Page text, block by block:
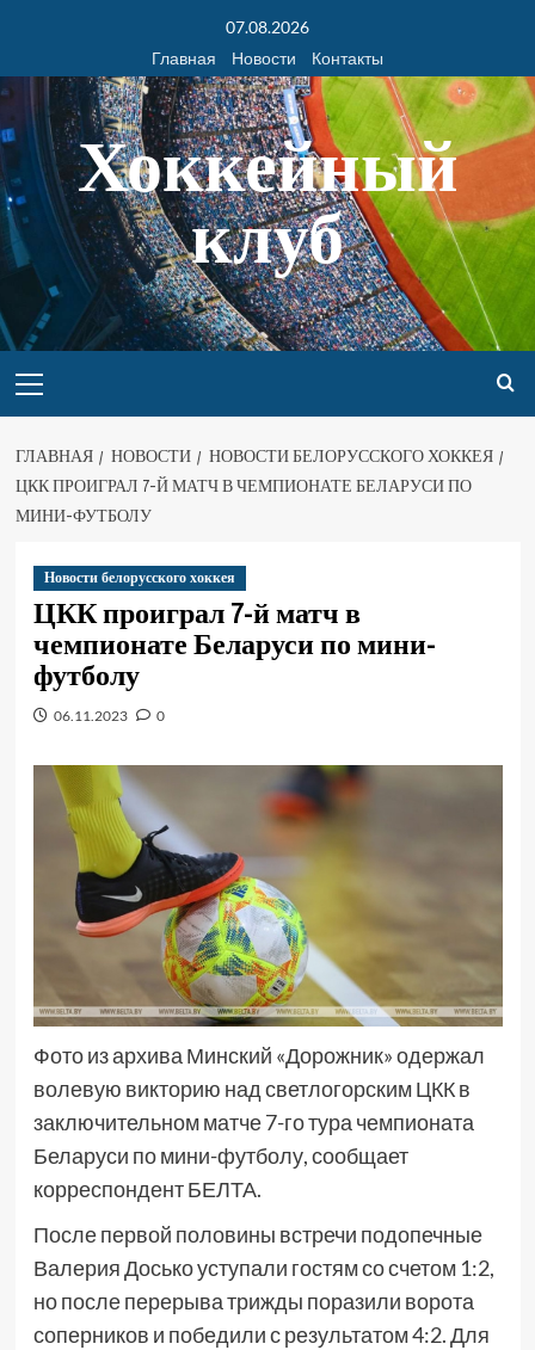
07.08.2026
Главная
Новости Контакты
Хоккейный
клуб
ГЛАВНАЯ НОВОСТИ
НОВОСТИ БЕЛОРУССКОГО ХОККЕЯ
ЦКК ПРОИГРАЛ 7-Й МАТЧ В ЧЕМПИОНАТЕ БЕЛАРУСИ ПО
МИНИ-ФУТБОЛУ
Новости белорусского хоккея
ЦКК проиграл 7-й матч в
чемпионате Беларуси по мини-
футболу
06.11.2023 0
Фото из архива Минский «Дорожник» одержал
волевую викторию над светлогорским ЦКК в
заключительном матче 7-го тура чемпионата
Беларуси по мини-футболу, сообщает
корреспондент БЕЛТА.
После первой половины встречи подопечные
Валерия Досько уступали гостям со счетом 1:2,
но после перерыва трижды поразили ворота
соперников и победили с результатом 4:2. Для